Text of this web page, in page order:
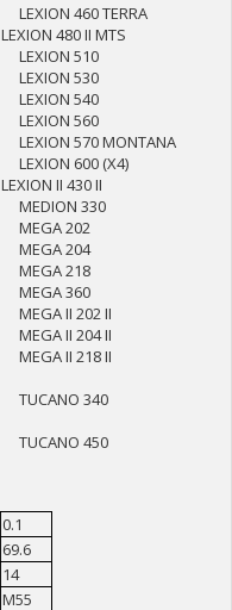
LEXION 460 TERRA
LEXION 480 II MTS
LEXION 510
LEXION 530
LEXION 540
LEXION 560
LEXION 570 MONTANA
LEXION 600 (X4)
LEXION II 430 II
MEDION 330
MEGA 202
MEGA 204
MEGA 218
MEGA 360
MEGA II 202 II
MEGA II 204 II
MEGA II 218 II
TUCANO 340
TUCANO 450
0.1
69.6
14
M55